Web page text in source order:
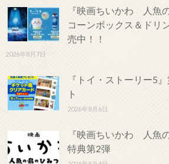
『映画ちいかわ 人魚
コーンボックス＆ドリ
売中！！
2026年8月7日
『トイ・ストーリー5
ト
2026年8月6日
『映画ちいかわ 人魚
特典第2弾